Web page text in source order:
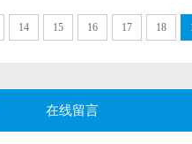
14 15 16 17 18
在线留言